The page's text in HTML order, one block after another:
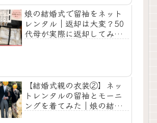
娘の結婚式で留袖をネット
レンタル｜返却は大変？50
代母が実際に返却してみた
【結婚式親の衣装②】ネッ
トレンタルの留袖とモーニ
ングを着てみた｜娘の結婚